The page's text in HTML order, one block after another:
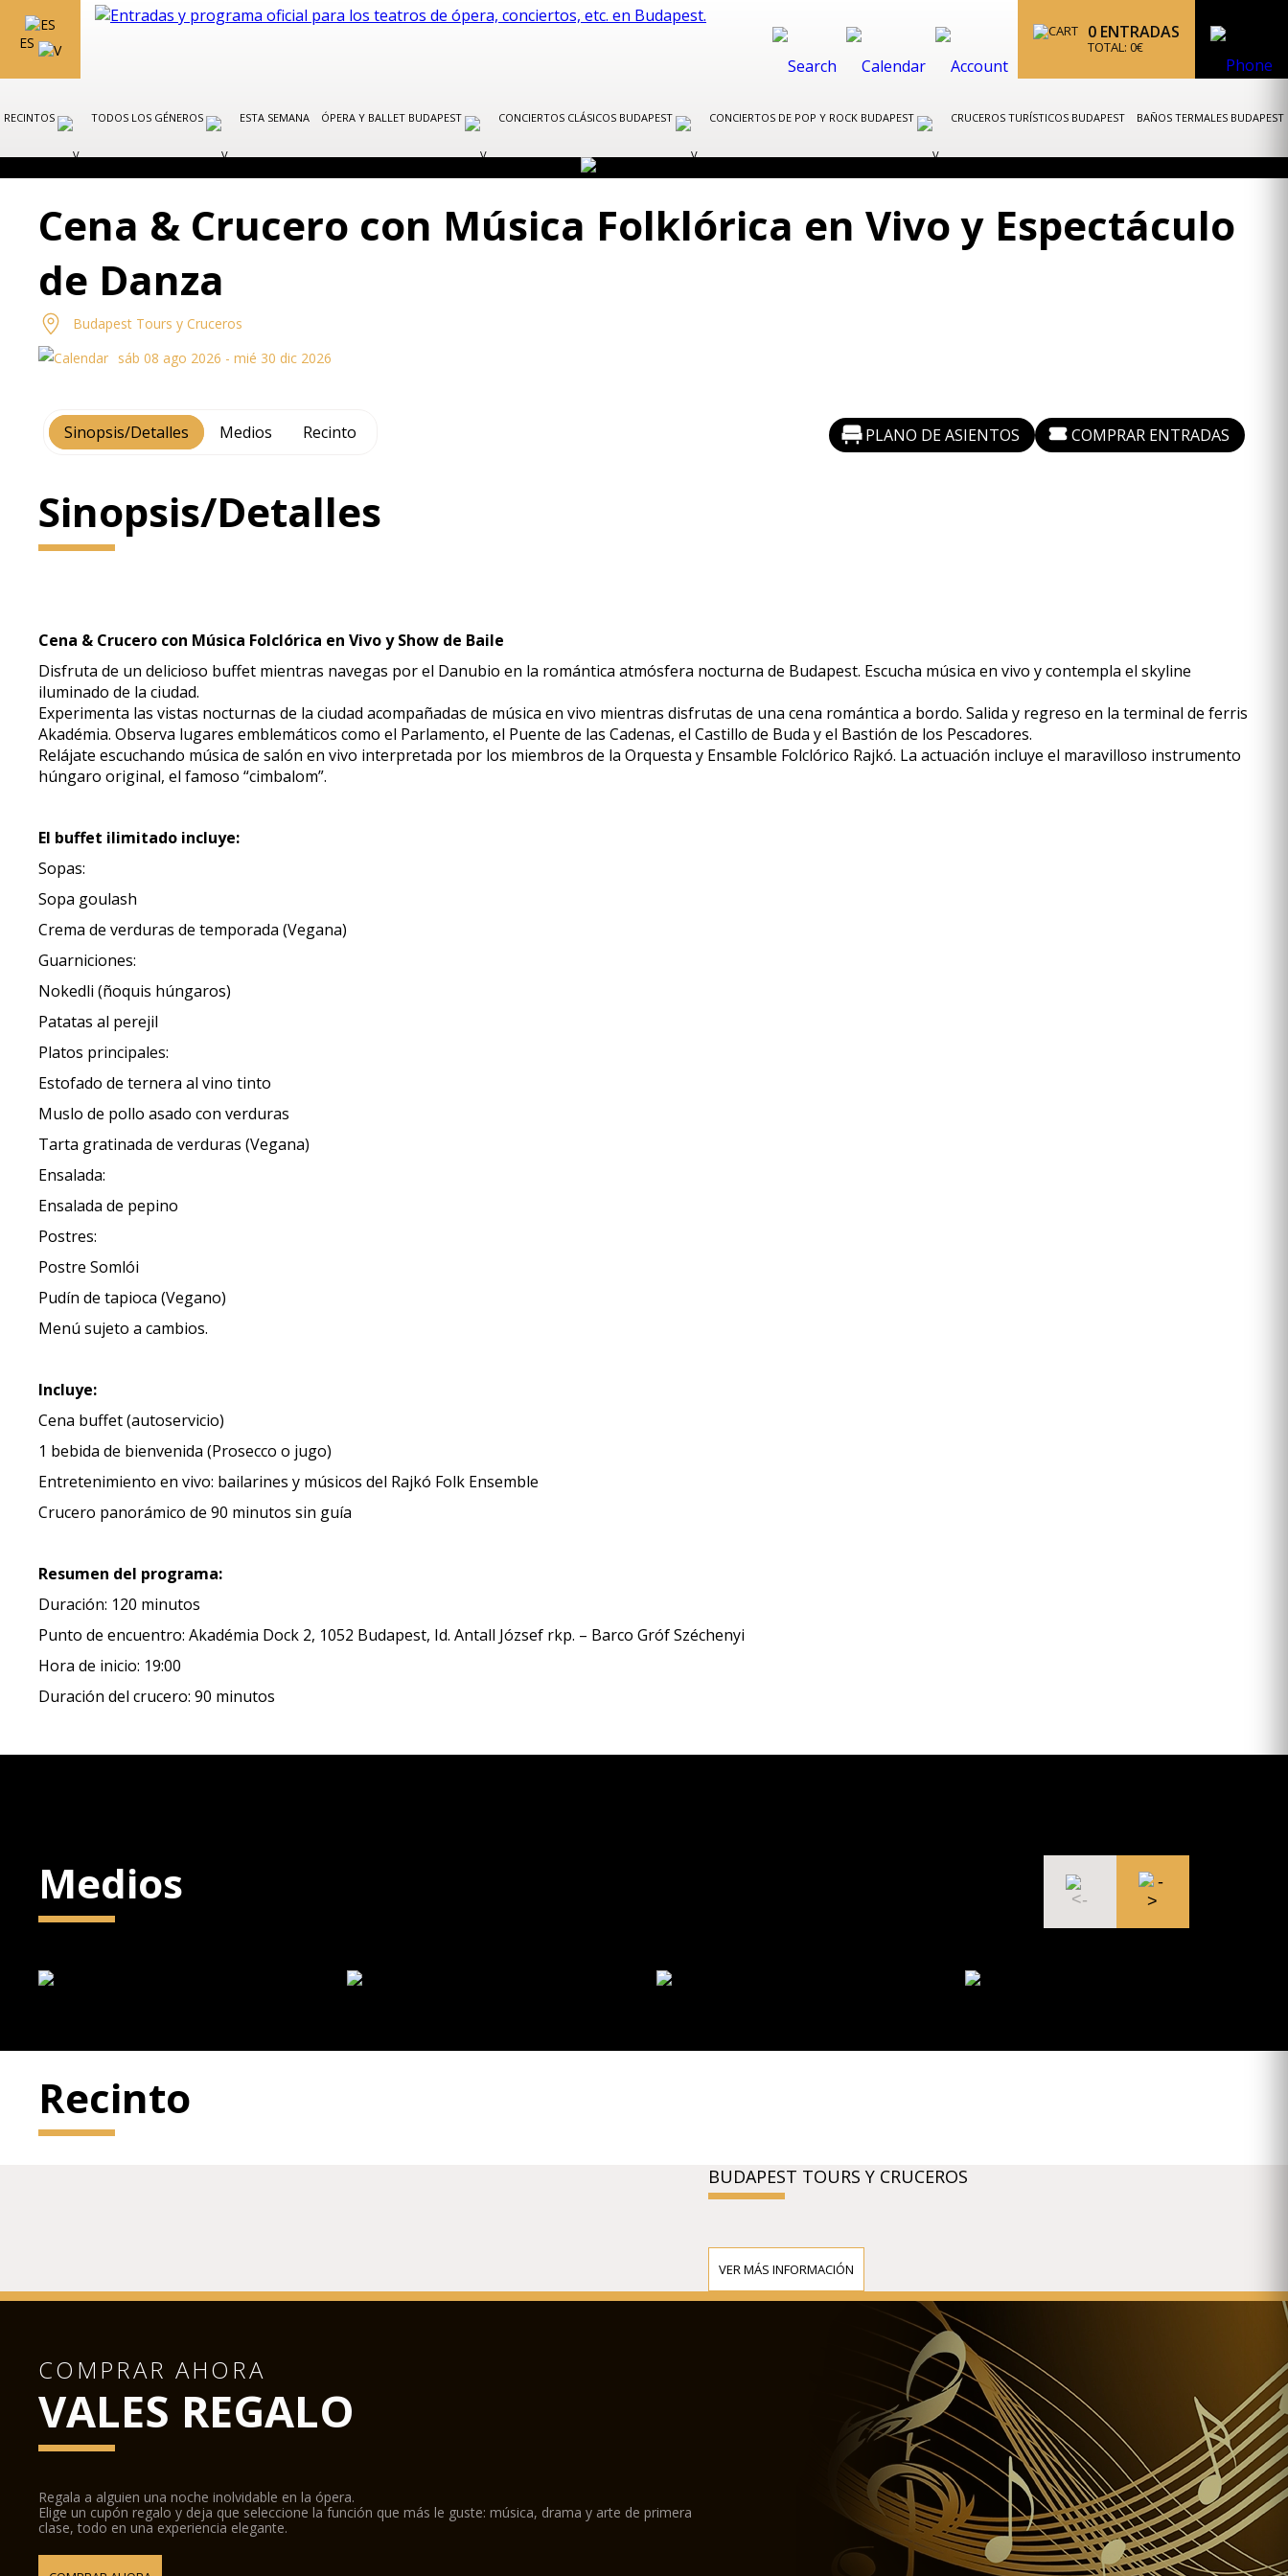
ES
0 ENTRADAS
TOTAL: 0€
RECINTOS TODOS LOS GÉNEROS ESTA SEMANA ÓPERA Y BALLET BUDAPEST CONCIERTOS CLÁSICOS BUDAPEST CONCIERTOS DE POP Y ROCK BUDAPEST CRUCEROS TURÍSTICOS BUDAPEST BAÑOS TERMALES BUDAPEST
Cena & Crucero con Música Folklórica en Vivo y Espectáculo
de Danza
Budapest Tours y Cruceros
sáb 08 ago 2026 - mié 30 dic 2026
Sinopsis/Detalles Medios Recinto PLANO DE ASIENTOS COMPRAR ENTRADAS
Sinopsis/Detalles
Cena & Crucero con Música Folclórica en Vivo y Show de Baile
Disfruta de un delicioso buffet mientras navegas por el Danubio en la romántica atmósfera nocturna de Budapest. Escucha música en vivo y contempla el skyline
iluminado de la ciudad.
Experimenta las vistas nocturnas de la ciudad acompañadas de música en vivo mientras disfrutas de una cena romántica a bordo. Salida y regreso en la terminal de ferris
Akadémia. Observa lugares emblemáticos como el Parlamento, el Puente de las Cadenas, el Castillo de Buda y el Bastión de los Pescadores.
Relájate escuchando música de salón en vivo interpretada por los miembros de la Orquesta y Ensamble Folclórico Rajkó. La actuación incluye el maravilloso instrumento
húngaro original, el famoso “cimbalom”.
El buffet ilimitado incluye:
Sopas:
Sopa goulash
Crema de verduras de temporada (Vegana)
Guarniciones:
Nokedli (ñoquis húngaros)
Patatas al perejil
Platos principales:
Estofado de ternera al vino tinto
Muslo de pollo asado con verduras
Tarta gratinada de verduras (Vegana)
Ensalada:
Ensalada de pepino
Postres:
Postre Somlói
Pudín de tapioca (Vegano)
Menú sujeto a cambios.
Incluye:
Cena buffet (autoservicio)
1 bebida de bienvenida (Prosecco o jugo)
Entretenimiento en vivo: bailarines y músicos del Rajkó Folk Ensemble
Crucero panorámico de 90 minutos sin guía
Resumen del programa:
Duración: 120 minutos
Punto de encuentro: Akadémia Dock 2, 1052 Budapest, Id. Antall József rkp. – Barco Gróf Széchenyi
Hora de inicio: 19:00
Duración del crucero: 90 minutos
Medios
Recinto
BUDAPEST TOURS Y CRUCEROS
VER MÁS INFORMACIÓN
COMPRAR AHORA
VALES REGALO
Regala a alguien una noche inolvidable en la ópera.
Elige un cupón regalo y deja que seleccione la función que más le guste: música, drama y arte de primera
clase, todo en una experiencia elegante.